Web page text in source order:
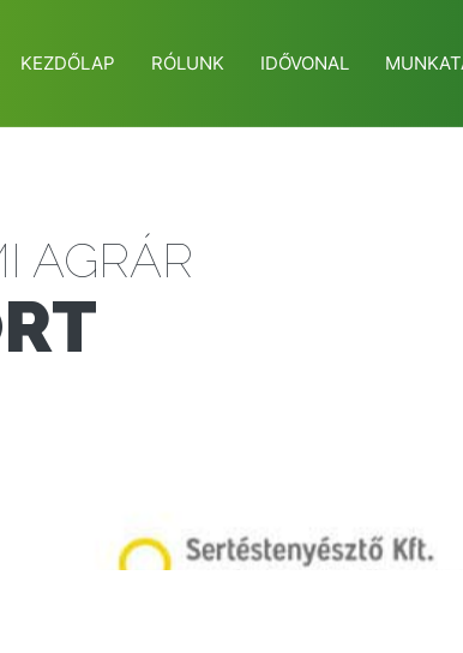
KEZDŐLAP RÓLUNK IDŐVONAL
AGRÁR